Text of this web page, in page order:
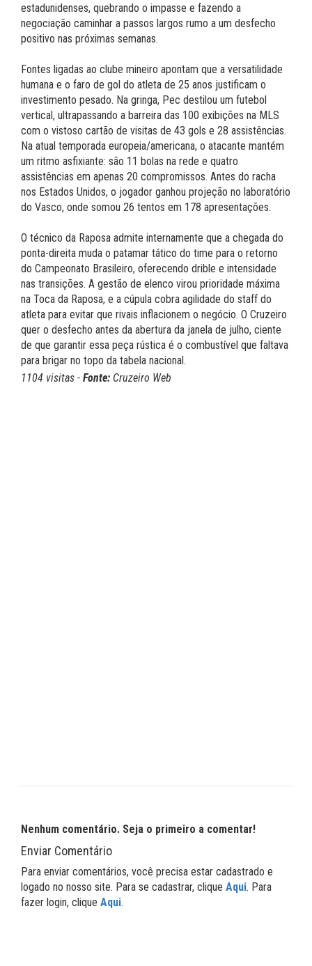
estadunidenses, quebrando o impasse e fazendo a
negociação caminhar a passos largos rumo a um desfecho
positivo nas próximas semanas.
Fontes ligadas ao clube mineiro apontam que a versatilidade
humana e o faro de gol do atleta de 25 anos justificam o
investimento pesado. Na gringa, Pec destilou um futebol
vertical, ultrapassando a barreira das 100 exibições na MLS
com o vistoso cartão de visitas de 43 gols e 28 assistências.
Na atual temporada europeia/americana, o atacante mantém
um ritmo asfixiante: são 11 bolas na rede e quatro
assistências em apenas 20 compromissos. Antes do racha
nos Estados Unidos, o jogador ganhou projeção no laboratório
do Vasco, onde somou 26 tentos em 178 apresentações.
O técnico da Raposa admite internamente que a chegada do
ponta-direita muda o patamar tático do time para o retorno
do Campeonato Brasileiro, oferecendo drible e intensidade
nas transições. A gestão de elenco virou prioridade máxima
na Toca da Raposa, e a cúpula cobra agilidade do staff do
atleta para evitar que rivais inflacionem o negócio. O Cruzeiro
quer o desfecho antes da abertura da janela de julho, ciente
de que garantir essa peça rústica é o combustível que faltava
para brigar no topo da tabela nacional.
1104 visitas - Fonte: Cruzeiro Web
Nenhum comentário. Seja o primeiro a comentar!
Enviar Comentário
Para enviar comentários, você precisa estar cadastrado e
logado no nosso site. Para se cadastrar, clique Aqui. Para
fazer login, clique Aqui.